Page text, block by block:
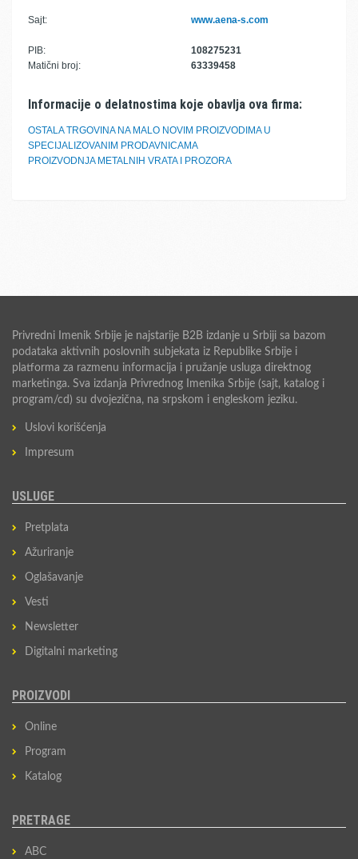
Sajt: www.aena-s.com
PIB:
108275231
Matični broj:
63339458
Informacije o delatnostima koje obavlja ova firma:
OSTALA TRGOVINA NA MALO NOVIM PROIZVODIMA U
SPECIJALIZOVANIM PRODAVNICAMA
PROIZVODNJA METALNIH VRATA I PROZORA
Privredni Imenik Srbije je najstarije B2B izdanje u Srbiji sa bazom
podataka aktivnih poslovnih subjekata iz Republike Srbije i
platforma za razmenu informacija i pružanje usluga direktnog
marketinga. Sva izdanja Privrednog Imenika Srbije (sajt, katalog i
program/cd) su dvojezična, na srpskom i engleskom jeziku.
Uslovi korišćenja
Impresum
USLUGE
Pretplata
Ažuriranje
Oglašavanje
Vesti
Newsletter
Digitalni marketing
PROIZVODI
Online
Program
Katalog
PRETRAGE
ABC